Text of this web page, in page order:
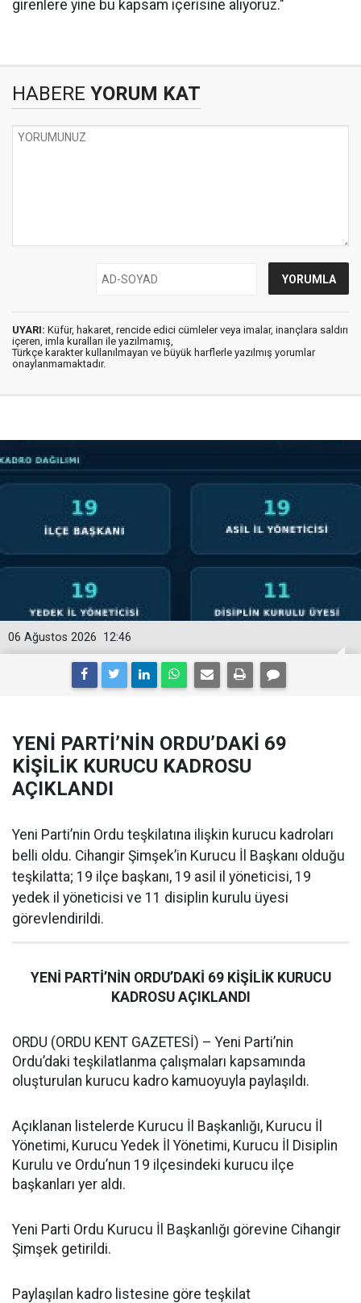
girenlere yine bu kapsam içerisine alıyoruz."
HABERE YORUM KAT
UYARI: Küfür, hakaret, rencide edici cümleler veya imalar, inançlara saldırı
içeren, imla kuralları ile yazılmamış,
Türkçe karakter kullanılmayan ve büyük harflerle yazılmış yorumlar
onaylanmamaktadır.
12:46
06 Ağustos 2026
YENİ PARTİ’NİN ORDU’DAKİ 69
KİŞİLİK KURUCU KADROSU
AÇIKLANDI
Yeni Parti’nin Ordu teşkilatına ilişkin kurucu kadroları
belli oldu. Cihangir Şimşek’in Kurucu İl Başkanı olduğu
teşkilatta; 19 ilçe başkanı, 19 asil il yöneticisi, 19
yedek il yöneticisi ve 11 disiplin kurulu üyesi
görevlendirildi.
YENİ PARTİ’NİN ORDU’DAKİ 69 KİŞİLİK KURUCU
KADROSU AÇIKLANDI
ORDU (ORDU KENT GAZETESİ) – Yeni Parti’nin
Ordu’daki teşkilatlanma çalışmaları kapsamında
oluşturulan kurucu kadro kamuoyuyla paylaşıldı.
Açıklanan listelerde Kurucu İl Başkanlığı, Kurucu İl
Yönetimi, Kurucu Yedek İl Yönetimi, Kurucu İl Disiplin
Kurulu ve Ordu’nun 19 ilçesindeki kurucu ilçe
başkanları yer aldı.
Yeni Parti Ordu Kurucu İl Başkanlığı görevine Cihangir
Şimşek getirildi.
Paylaşılan kadro listesine göre teşkilat